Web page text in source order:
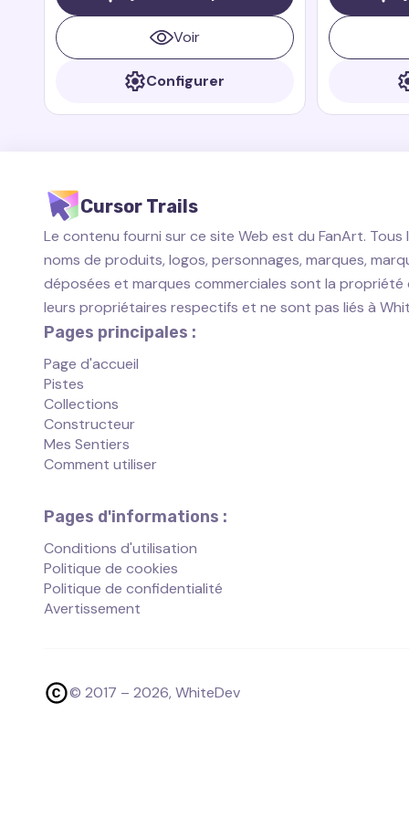
Riders. Burple est un dragon joyeux
connu pour sa convivialité et son
amour de la nourriture.
Voir
Configurer
Winx Club.
Cursor Trails
Le contenu fourni sur ce site Web est du FanArt. Tous
noms de produits, logos, personnages, marques,
déposées et marques commerciales sont la propriété
leurs propriétaires respectifs et ne sont pas liés à
Pages principales :
Page d'accueil
Pistes
Collections
Constructeur
Mes Sentiers
Comment utiliser
Pages d'informations :
Conditions d'utilisation
Politique de cookies
Politique de confidentialité
Avertissement
© 2017 – 2026, WhiteDev